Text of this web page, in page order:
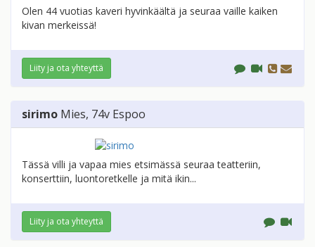
Olen 44 vuotias kaveri hyvinkäältä ja seuraa vaille kaiken
kivan merkeissä!
Liity ja ota yhteyttä
sirimo Mies, 74v Espoo
Tässä villi ja vapaa mies etsimässä seuraa teatteriin,
konserttiin, luontoretkelle ja mitä ikin...
Liity ja ota yhteyttä